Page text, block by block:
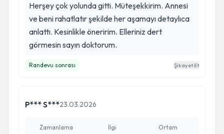
Herşey çok yolunda gitti. Müteşekkirim. Annesi
ve beni rahatlatır şekilde her aşamayı detaylıca
anlattı. Kesinlikle öneririm. Elleriniz dert
görmesin sayın doktorum.
Randevu sonrası Şikayet Et
P*** S***23.03.2026
Zamanlama İlgi Ortam